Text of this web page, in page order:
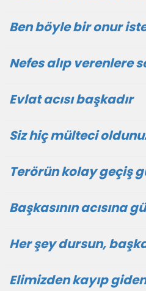
Ben böyle bir onur
Nefes alıp verenlere
Evlat acısı başkadır
Siz hiç mülteci
Terörün kolay geçiş
Başkasının acısına
Her şey dursun,
Elimizden kayıp